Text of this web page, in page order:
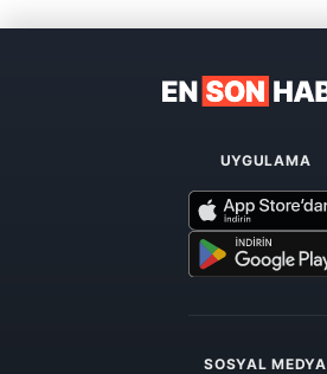
UYGULAMA
SOSYAL MEDYA